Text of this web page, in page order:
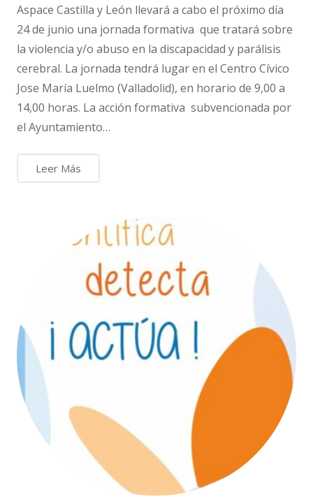
Aspace Castilla y León llevará a cabo el próximo día
24 de junio una jornada formativa que tratará sobre
la violencia y/o abuso en la discapacidad y parálisis
cerebral. La jornada tendrá lugar en el Centro Cívico
Jose María Luelmo (Valladolid), en horario de 9,00 a
14,00 horas. La acción formativa subvencionada por
el Ayuntamiento…
Leer Más